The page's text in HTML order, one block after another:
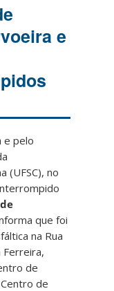
e
e pelo
(UFSC), no
que foi
na Rua
Ferreira,
de
de